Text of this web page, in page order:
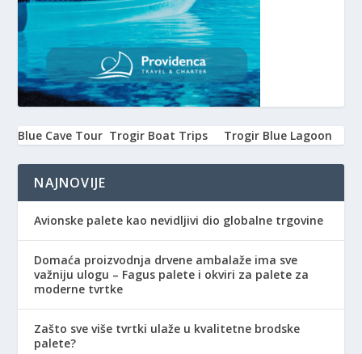
Blue Cave Tour Trogir Boat Trips Trogir Blue Lagoon
NAJNOVIJE
Avionske palete kao nevidljivi dio globalne trgovine
Domaća proizvodnja drvene ambalaže ima sve
važniju ulogu – Fagus palete i okviri za palete za
moderne tvrtke
Zašto sve više tvrtki ulaže u kvalitetne brodske
palete?